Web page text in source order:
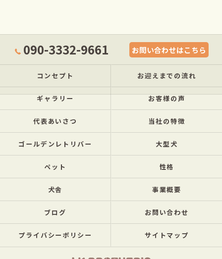
090-3332-9661 お問い合わせはこちら
コンセプト お迎えまでの流れ
ギャラリー お客様の声
代表あいさつ 当社の特徴
ゴールデンレトリバー 大型犬
ペット 性格
犬舎 事業概要
ブログ お問い合わせ
プライバシーポリシー サイトマップ